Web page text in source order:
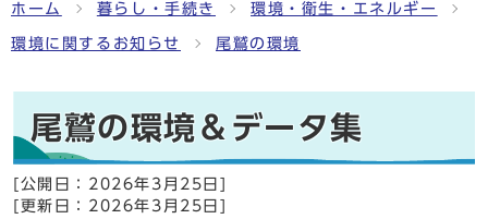
ホーム 暮らし・手続き 環境・衛生・エネルギー
環境に関するお知らせ 尾鷲の環境
尾鷲の環境＆データ集
[公開日： 2026年3月25日
[更新日： 2026年3月25日